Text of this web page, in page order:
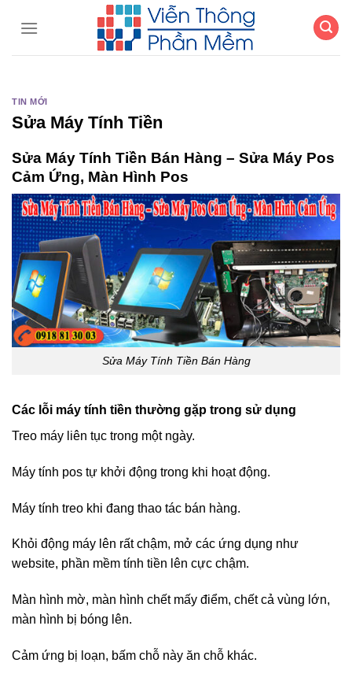
TIN MỚI
Sửa Máy Tính Tiền
Sửa Máy Tính Tiền Bán Hàng – Sửa Máy Pos
Cảm Ứng, Màn Hình Pos
Sửa Máy Tính Tiền Bán Hàng
Các lỗi máy tính tiền thường gặp trong sử dụng
Treo máy liên tục trong một ngày.
Máy tính pos tự khởi động trong khi hoạt động.
Máy tính treo khi đang thao tác bán hàng.
Khỏi động máy lên rất chậm, mở các ứng dụng như
website, phần mềm tính tiền lên cực chậm.
Màn hình mờ, màn hình chết mấy điểm, chết cả vùng lớn,
màn hình bị bóng lên.
Cảm ứng bị loạn, bấm chỗ này ăn chỗ khác.